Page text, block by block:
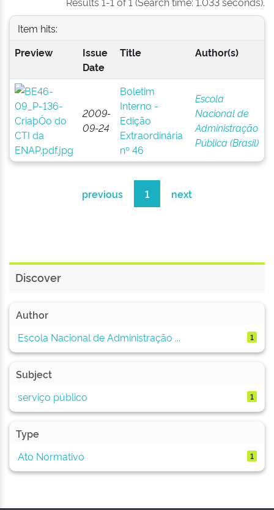
Item hits:
Preview
Issue
Date
Title Author(s)
2009-
09-24
Boletim
Interno -
Edição
Extraordinária
nº 46
Escola
Nacional de
Administração
Pública (Brasil)
previous 1 next
Discover
Author
Escola Nacional de Administração ...
1
Subject
serviço público
1
Type
Ato Normativo
1